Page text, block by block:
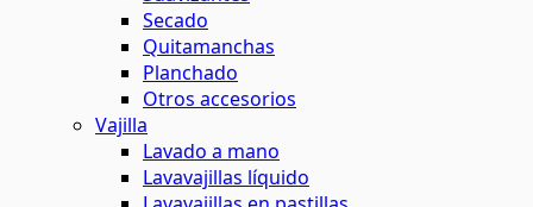
Secado
Quitamanchas
Planchado
Otros accesorios
Vajilla
Lavado a mano
Lavavajillas líquido